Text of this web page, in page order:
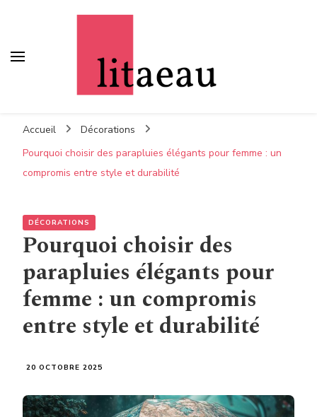
Accueil
Décorations
Pourquoi choisir des parapluies élégants pour femme : un
compromis entre style et durabilité
DÉCORATIONS
Pourquoi choisir des
parapluies élégants pour
femme : un compromis
entre style et durabilité
20 OCTOBRE 2025